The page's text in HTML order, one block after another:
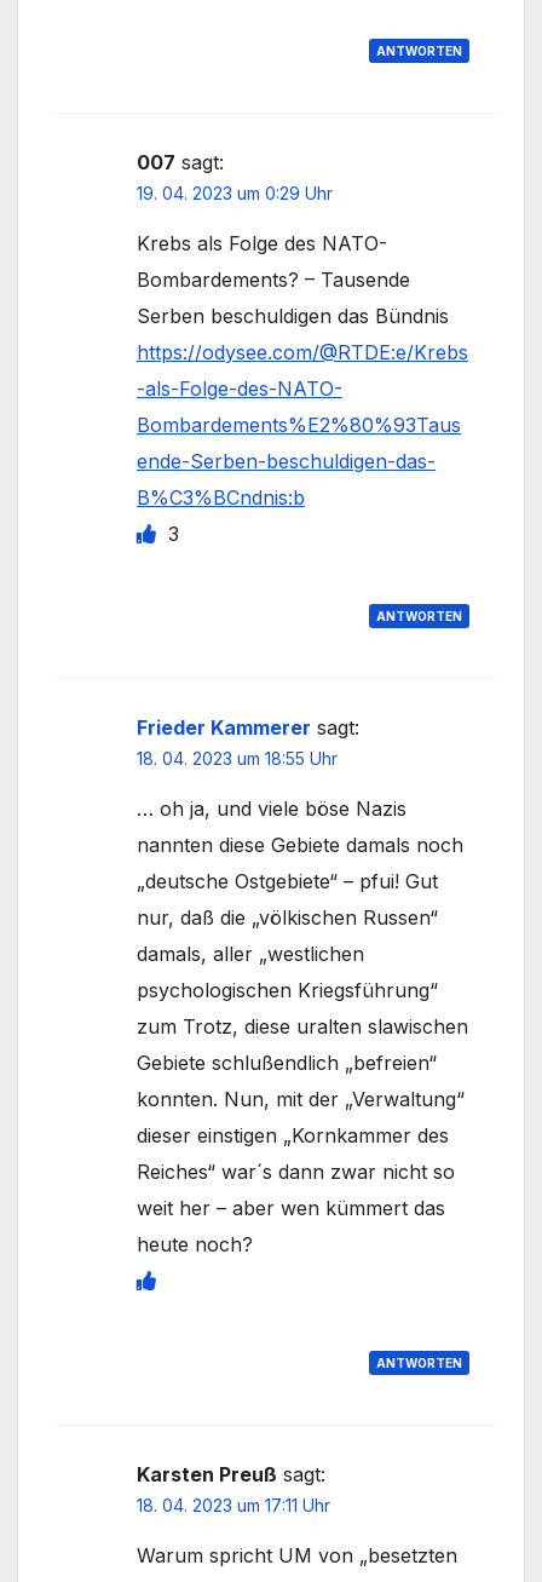
ANTWORTEN
007 sagt:
19. 04. 2023 um 0:29 Uhr
Krebs als Folge des NATO-
Bombardements? – Tausende
Serben beschuldigen das Bündnis
https://odysee.com/@RTDE:e/Krebs
-als-Folge-des-NATO-
Bombardements%E2%80%93Taus
ende-Serben-beschuldigen-das-
B%C3%BCndnis:b
3
ANTWORTEN
Frieder Kammerer sagt:
18. 04. 2023 um 18:55 Uhr
… oh ja, und viele böse Nazis
nannten diese Gebiete damals noch
„deutsche Ostgebiete“ – pfui! Gut
nur, daß die „völkischen Russen“
damals, aller „westlichen
psychologischen Kriegsführung“
zum Trotz, diese uralten slawischen
Gebiete schlußendlich „befreien“
konnten. Nun, mit der „Verwaltung“
dieser einstigen „Kornkammer des
Reiches“ war´s dann zwar nicht so
weit her – aber wen kümmert das
heute noch?
ANTWORTEN
Karsten Preuß sagt:
18. 04. 2023 um 17:11 Uhr
Warum spricht UM von „besetzten